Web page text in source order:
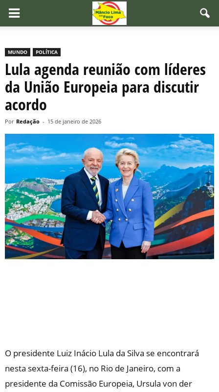
MUNDO POLÍTICA
Lula agenda reunião com líderes
da União Europeia para discutir
acordo
Por Redação - 15 de janeiro de 2026
O presidente Luiz Inácio Lula da Silva se encontrará
nesta sexta-feira (16), no Rio de Janeiro, com a
presidente da Comissão Europeia, Ursula von der